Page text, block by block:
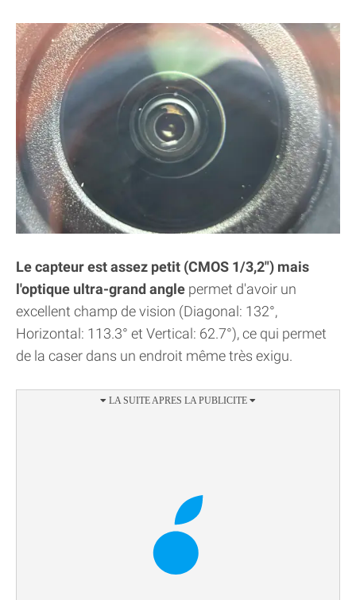
Le capteur est assez petit (CMOS 1/3,2") mais
l'optique ultra-grand angle permet d'avoir un
excellent champ de vision (Diagonal: 132°,
Horizontal: 113.3° et Vertical: 62.7°), ce qui permet
de la caser dans un endroit même très exigu.